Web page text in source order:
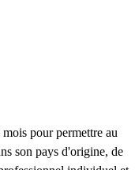
pour permettre au
son pays d'origine, de